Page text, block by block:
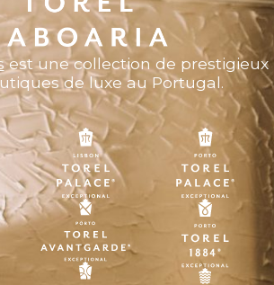
est une collection de prestigieux
de luxe au Portugal.